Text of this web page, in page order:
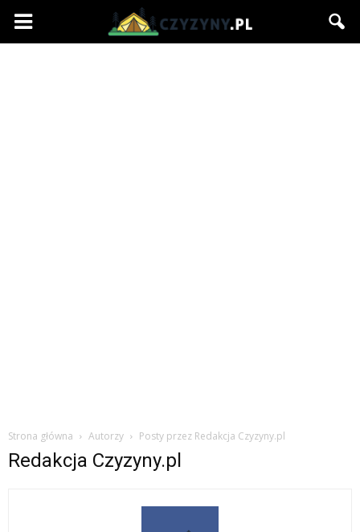
Czyzyny.pl
Strona główna Autorzy Posty przez Redakcja Czyzyny.pl
Redakcja Czyzyny.pl